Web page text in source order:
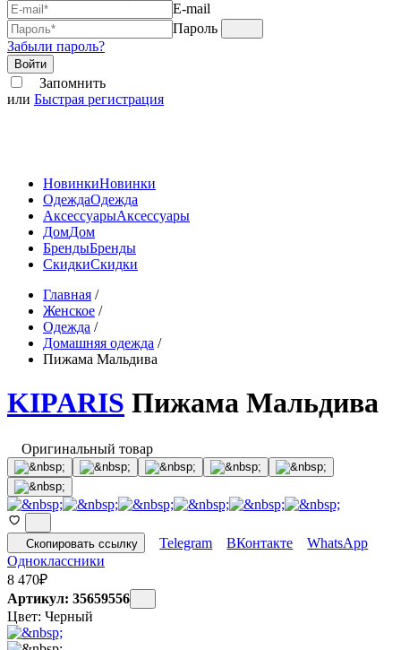
E-mail
Пароль
Забыли пароль?
Войти
Запомнить
или Быстрая регистрация
НовинкиНовинки
ОдеждаОдежда
АксессуарыАксессуары
ДомДом
БрендыБренды
СкидкиСкидки
Главная /
Женское /
Одежда /
Домашняя одежда /
Пижама Мальдива
KIPARIS Пижама Мальдива
Оригинальный товар
Скопировать ссылку Telegram ВКонтакте
WhatsApp
Одноклассники
8 470₽
Артикул: 35659556
Цвет: Черный